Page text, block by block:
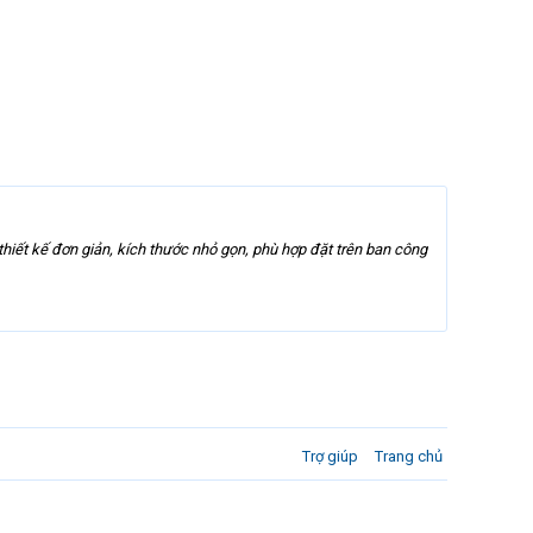
kế đơn giản, kích thước nhỏ gọn, phù hợp đặt trên ban công
Trợ giúp Trang chủ